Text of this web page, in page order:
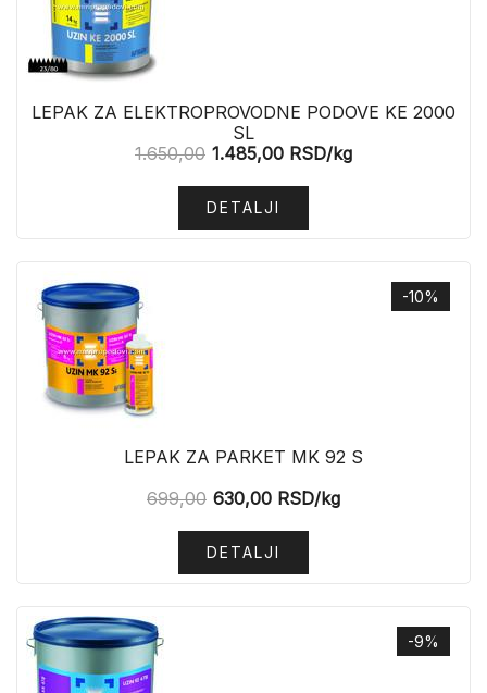
LEPAK ZA ELEKTROPROVODNE PODOVE KE 2000
SL
1.650,00 1.485,00 RSD/kg
DETALJI
-10%
LEPAK ZA PARKET MK 92 S
699,00 630,00 RSD/kg
DETALJI
-9%